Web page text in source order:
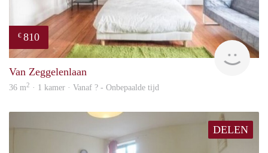
€ 810
Van Zeggelenlaan
36 m2 · 1 kamer · Vanaf ? - Onbepaalde tijd
DELEN